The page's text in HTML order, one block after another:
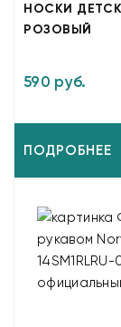
НОСКИ
РОЗОВЫЙ
590 руб.
ПОДРОБНЕЕ